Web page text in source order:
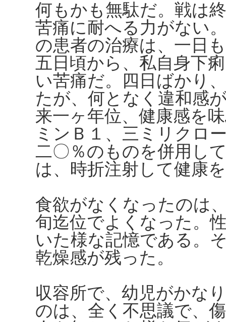
何もかも無駄だ。戦は
苦痛に耐へる力がない
の患者の治療は、一日
五日頃から、私自身下
い苦痛だ。四日ばかり
たが、何となく違和感
来一ヶ年位、健康感を
ミンＢ１、三ミリクロ
二〇％のものを併用し
は、時折注射して健康
食欲がなくなったのは
旬迄位でよくなった。
いた様な記憶である。
乾燥感が残った。
収容所で、幼児がかな
のは、全く不思議で、